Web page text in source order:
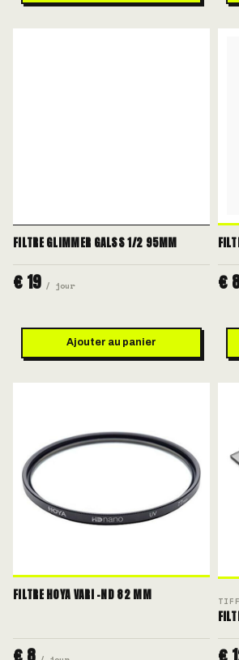
FILTRE GLIMMER GALSS 1/2 95MM
€ 19 / jour
Ajouter au panier
€
FILTRE HOYA VARI -ND 82 MM